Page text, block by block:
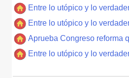
Entre lo utópico y lo
Entre lo utópico y lo
Aprueba Congreso reforma
Entre lo utópico y lo